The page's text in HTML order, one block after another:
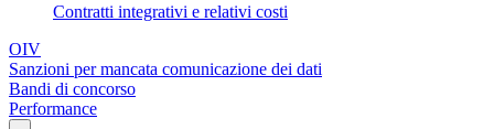
Contratti integrativi e relativi costi
OIV
Sanzioni per mancata comunicazione dei dati
Bandi di concorso
Performance